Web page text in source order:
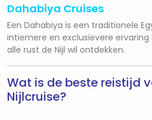
Dahabiya Cruises
Een Dahabiya is een traditionele
intiemere en exclusievere ervaring
alle rust de Nijl wil ontdekken.
Wat is de beste reistijd
Nijlcruise?